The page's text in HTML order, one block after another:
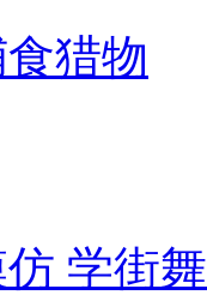
猎物
学街